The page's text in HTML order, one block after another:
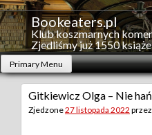
Skip
to
content
Bookeaters.pl
Klub koszmarnych
Zjedliśmy już 1550
Primary Menu
Gitkiewicz Olga – Nie
Zjedzone27 listopada 2022 przez